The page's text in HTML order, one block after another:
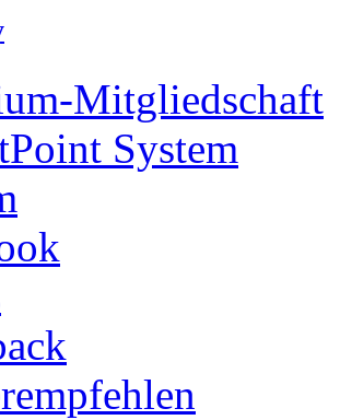
Mitgliedschaft
System